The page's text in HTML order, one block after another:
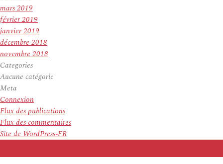
mars 2019
février 2019
janvier 2019
décembre 2018
novembre 2018
Categories
Aucune catégorie
Meta
Connexion
Flux des publications
Flux des commentaires
Site de WordPress-FR